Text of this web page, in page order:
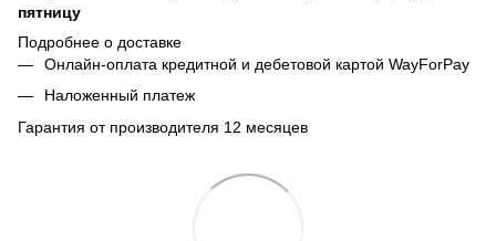
пятницу
Подробнее о доставке
Онлайн-оплата кредитной и дебетовой картой WayForPay
Наложенный платеж
Гарантия от производителя 12 месяцев